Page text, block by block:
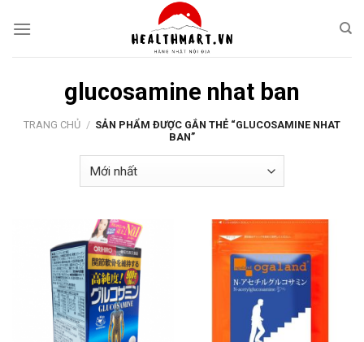
glucosamine nhat ban
TRANG CHỦ / SẢN PHẨM ĐƯỢC GẮN THẺ “GLUCOSAMINE NHAT
BAN”